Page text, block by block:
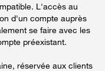
L'accès au
d'un compte auprès
se faire avec les
préexistant.
réservée aux clients